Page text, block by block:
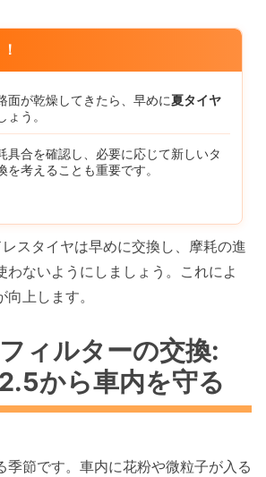
面が乾燥してきたら、早めに夏タイヤ
ょう。
具合を確認し、必要に応じて新しいタ
を考えることも重要です。
スタイヤは早めに交換し、摩耗の進
わないようにしましょう。これによ
上します。
ィルターの交換:
から車内を守る
季節です。車内に花粉や微粒子が入る